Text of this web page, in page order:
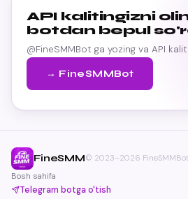
API kalitingizni
botdan bepul
@FineSMMBot ga yozing va API
→ FineSMMBot
FineSMM© 2023–2026 FineSMMBot
Bosh sahifa
Telegram botga o'tish